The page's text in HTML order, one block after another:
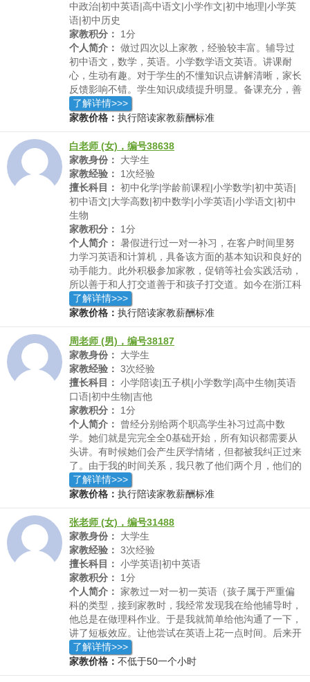
中政治|初中英语|高中语文|小学作文|初中地理|小学英
语|初中历史
家教积分：
1分
个人简介： 做过四次以上家教，经验较丰富。辅导过
初中语文，数学，英语。小学数学语文英语。讲课耐
心，生动有趣。对于学生的不懂知识点讲解清晰，家长
反馈影响不错。学生知识成绩提升明显。备课充分，善
于沟通交流表达。知识点讲解透彻。
了解详情>>>
家教价格： 执行陪读家教薪酬标准
白老师 (女)，编号38638
家教身份：
大学生
家教经验：
1次经验
擅长科目： 初中化学|学龄前课程|小学数学|初中英语|
初中语文|大学高数|初中数学|小学英语|小学语文|初中
生物
家教积分：
1分
个人简介： 暑假进行过一对一补习，在客户时间里努
力学习英语和计算机，具备该方面的基本知识和良好的
动手能力。此外积极参加家教，促销等社会实践活动，
所以善于和人打交道善于和孩子打交道。如今在浙江科
技学院的通信工程就读，成绩名列前茅，可排到专业前
二十，获得过奖学金。
了解详情>>>
家教价格： 执行陪读家教薪酬标准
周老师 (男)，编号38187
家教身份：
大学生
家教经验： 3次经验
擅长科目： 小学陪读|五子棋|小学数学|高中生物|英语
口语|初中生物|吉他
家教积分：
1分
个人简介：
曾经分别给两个职高学生补习过高中数
学。她们就是完完全全0基础开始，所有知识都需要从
头讲。有时候她们会产生厌学情绪，但都被我纠正过来
了。由于我的时间关系，我只教了他们两个月，他们的
学习进步还是挺大的，从什么都不会到能做中等难度的
题了。也给小学的孩子辅导过英语口语，通常我会用疯
感受到英语的乐趣。
了解详情>>>
家教价格： 执行陪读家教薪酬标准
张老师 (女)，编号31488
家教身份：
大学生
家教经验： 3次经验
擅长科目： 小学英语|初中英语
家教积分：
1分
个人简介： 家教过一对一初一英语（孩子属于严重偏
科的类型，接到家教时，我经常发现我在给他辅导时，
他总是在做理科作业。于是我就简单给他沟通了一下，
讲了短板效应。让他尝试在英语上花一点时间。后来开
始。我没有给他布置很多作业，只是让他先做完型填
空，做完，先对答案。然后让他慢慢翻译给我听。其中
了解详情>>>
家教价格： 不低于50一个小时